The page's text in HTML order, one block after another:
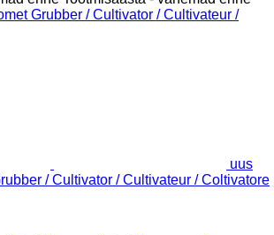
uus
/ Cultivator / Cultivateur / Coltivatore